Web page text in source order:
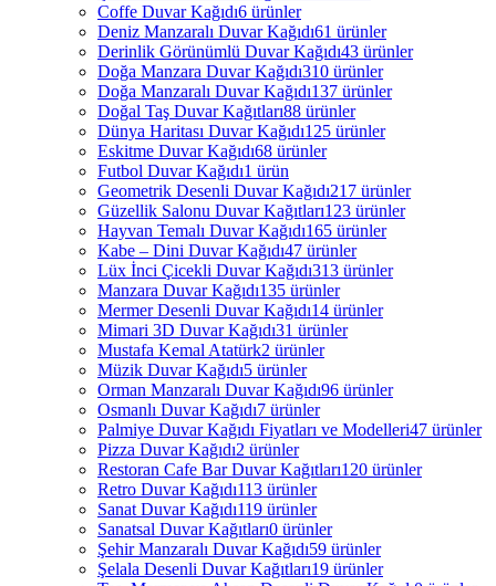
Coffe Duvar Kağıdı6 ürünler
Deniz Manzaralı Duvar Kağıdı61 ürünler
Derinlik Görünümlü Duvar Kağıdı43 ürünler
Doğa Manzara Duvar Kağıdı310 ürünler
Doğa Manzaralı Duvar Kağıdı137 ürünler
Doğal Taş Duvar Kağıtları88 ürünler
Dünya Haritası Duvar Kağıdı125 ürünler
Eskitme Duvar Kağıdı68 ürünler
Futbol Duvar Kağıdı1 ürün
Geometrik Desenli Duvar Kağıdı217 ürünler
Güzellik Salonu Duvar Kağıtları123 ürünler
Hayvan Temalı Duvar Kağıdı165 ürünler
Kabe – Dini Duvar Kağıdı47 ürünler
Lüx İnci Çicekli Duvar Kağıdı313 ürünler
Manzara Duvar Kağıdı135 ürünler
Mermer Desenli Duvar Kağıdı14 ürünler
Mimari 3D Duvar Kağıdı31 ürünler
Mustafa Kemal Atatürk2 ürünler
Müzik Duvar Kağıdı5 ürünler
Orman Manzaralı Duvar Kağıdı96 ürünler
Osmanlı Duvar Kağıdı7 ürünler
Palmiye Duvar Kağıdı Fiyatları ve Modelleri47 ürünler
Pizza Duvar Kağıdı2 ürünler
Restoran Cafe Bar Duvar Kağıtları120 ürünler
Retro Duvar Kağıdı113 ürünler
Sanat Duvar Kağıdı119 ürünler
Sanatsal Duvar Kağıtları0 ürünler
Şehir Manzaralı Duvar Kağıdı59 ürünler
Şelala Desenli Duvar Kağıtları19 ürünler